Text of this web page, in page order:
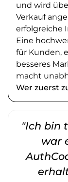
und wird
Verkauf
erfolgreiche
Eine
für Kunden,
besseres
macht
Wer zuerst
"Ich bin
war